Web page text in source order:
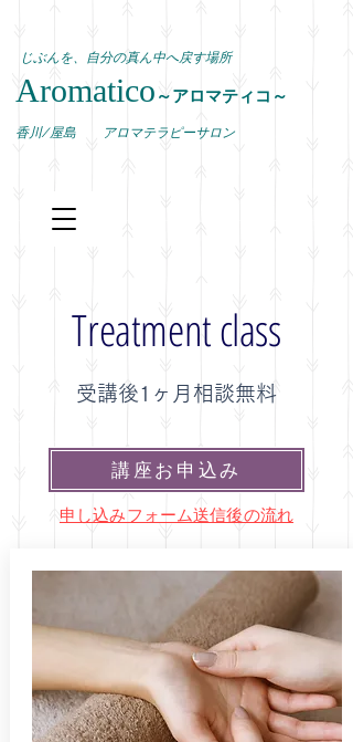
じぶんを、自分の真ん中へ戻す場所
Aromatico ～アロマティコ～
​香川/屋島 アロマテラピーサロン
​Treatment class
受講後1ヶ月相談無料​
講座お申込み
申し込みフォーム送信後の流れ